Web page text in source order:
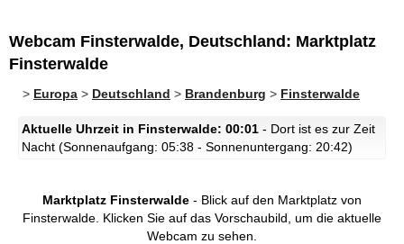
Webcam Finsterwalde, Deutschland: Marktplatz
Finsterwalde
> Europa > Deutschland > Brandenburg > Finsterwalde
Aktuelle Uhrzeit in Finsterwalde: 00:01 - Dort ist es zur Zeit
Nacht (Sonnenaufgang: 05:38 - Sonnenuntergang: 20:42)
Marktplatz Finsterwalde - Blick auf den Marktplatz von
Finsterwalde. Klicken Sie auf das Vorschaubild, um die aktuelle
Webcam zu sehen.